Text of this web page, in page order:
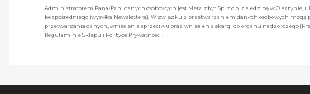
Administratorem Pana/Pani danych osobowych jest Metalzbyt Sp. z o.o. z siedzibą w
bezpośredniego (wysyłka Newslettera). W związku z przetwarzaniem danych osobowych
przetwarzania danych, wniesienia sprzeciwu oraz wniesienia skargi do organu nadzorczego
Regulaminie Sklepu i Polityce Prywatności.